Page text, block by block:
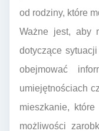
od rodziny, które
Ważne jest, aby
dotyczące
obejmować
umiejętnościach
mieszkanie,
możliwości